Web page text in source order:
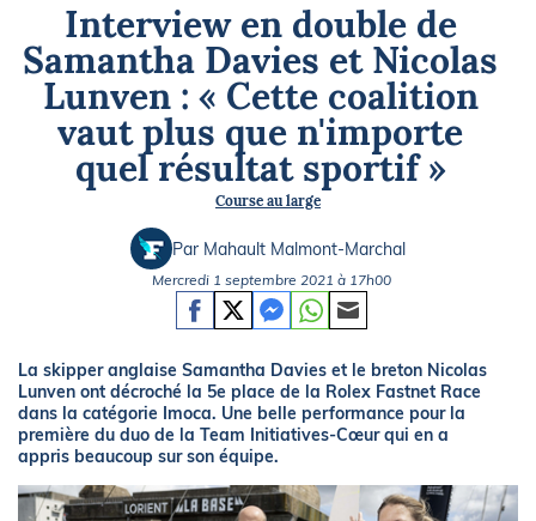
Interview en double de
Samantha Davies et Nicolas
Lunven : « Cette coalition
vaut plus que n'importe
quel résultat sportif »
Course au large
Par Mahault Malmont-Marchal
Mercredi 1 septembre 2021 à 17h00
La skipper anglaise Samantha Davies et le breton Nicolas
Lunven ont décroché la 5e place de la Rolex Fastnet Race
dans la catégorie Imoca. Une belle performance pour la
première du duo de la Team Initiatives-Cœur qui en a
appris beaucoup sur son équipe.